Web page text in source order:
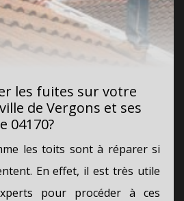
les fuites sur votre
de Vergons et ses
04170?
les toits sont à réparer si
En effet, il est très utile
pour procéder à ces